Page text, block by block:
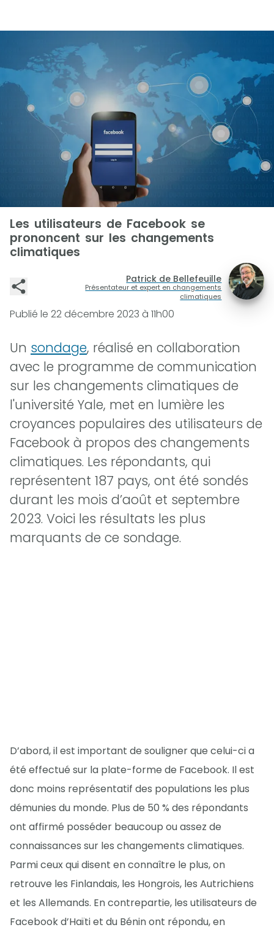
Les utilisateurs de Facebook se
prononcent sur les changements
climatiques
Patrick de Bellefeuille
Présentateur et expert en changements
climatiques
Publié le 22 décembre 2023 à 11h00
Un sondage, réalisé en collaboration
avec le programme de communication
sur les changements climatiques de
l'université Yale, met en lumière les
croyances populaires des utilisateurs de
Facebook à propos des changements
climatiques. Les répondants, qui
représentent 187 pays, ont été sondés
durant les mois d’août et septembre
2023. Voici les résultats les plus
marquants de ce sondage.
D’abord, il est important de souligner que celui-ci a
été effectué sur la plate-forme de Facebook. Il est
donc moins représentatif des populations les plus
démunies du monde. Plus de 50 % des répondants
ont affirmé posséder beaucoup ou assez de
connaissances sur les changements climatiques.
Parmi ceux qui disent en connaître le plus, on
retrouve les Finlandais, les Hongrois, les Autrichiens
et les Allemands. En contrepartie, les utilisateurs de
Facebook d’Haïti et du Bénin ont répondu, en